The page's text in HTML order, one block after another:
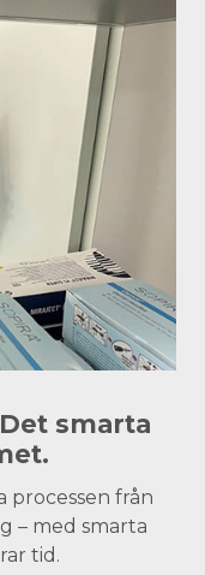
smarta
processen från
– med smarta
tid.